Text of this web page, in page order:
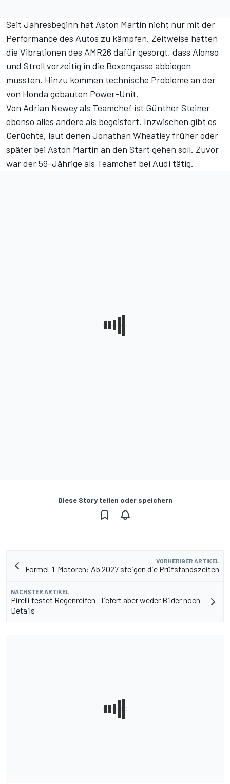
Seit Jahresbeginn hat Aston Martin nicht nur mit der
Performance des Autos zu kämpfen. Zeitweise hatten
die Vibrationen des AMR26 dafür gesorgt, dass Alonso
und Stroll vorzeitig in die Boxengasse abbiegen
mussten. Hinzu kommen technische Probleme an der
von Honda gebauten Power-Unit.
Von Adrian Newey als Teamchef ist Günther Steiner
ebenso alles andere als begeistert. Inzwischen gibt es
Gerüchte, laut denen Jonathan Wheatley früher oder
später bei Aston Martin an den Start gehen soll. Zuvor
war der 59-Jährige als Teamchef bei Audi tätig.
Diese Story teilen oder speichern
VORHERIGER ARTIKEL
Formel-1-Motoren: Ab 2027 steigen die Prüfstandszeiten
NÄCHSTER ARTIKEL
Pirelli testet Regenreifen - liefert aber weder Bilder noch
Details